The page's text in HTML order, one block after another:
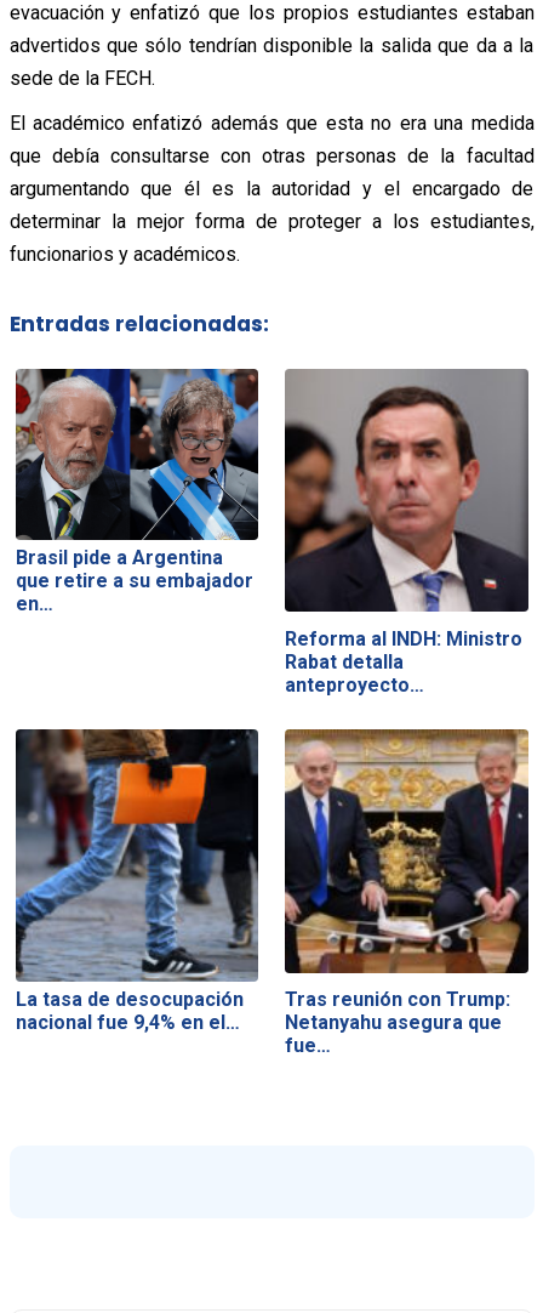
evacuación y enfatizó que los propios estudiantes estaban
advertidos que sólo tendrían disponible la salida que da a la
sede de la FECH.
El académico enfatizó además que esta no era una medida
que debía consultarse con otras personas de la facultad
argumentando que él es la autoridad y el encargado de
determinar la mejor forma de proteger a los estudiantes,
funcionarios y académicos.
Entradas relacionadas:
Brasil pide a Argentina
que retire a su embajador
en…
Reforma al INDH: Ministro
Rabat detalla
anteproyecto…
La tasa de desocupación
nacional fue 9,4% en el…
Tras reunión con Trump:
Netanyahu asegura que
fue…